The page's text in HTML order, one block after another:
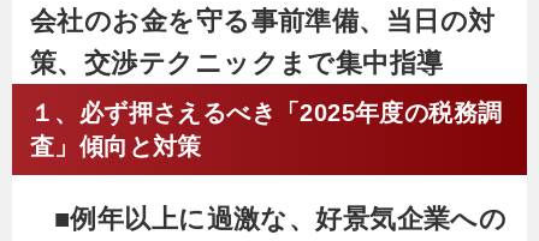
務に追われ、税務調査の実務が後回しになっている
現状を知り独立。大手国税OBをはじめ、専門税理
士等を多数抱える、税理士法人TAXGYM（現・税理
士法人クオリティワン）を設立。目まぐるしく変わ
る税制、法律への素早い適応、知識はもちろん、月
10件以上こなす豊富な現場立会の中で使えることを
中堅・中小オーナー企業経営者や富裕層から支援依
会社のお金を守る事前準備、当日の対
策、交渉テクニックまで集中指導
１、必ず押さえるべき「2025年度の税務調
査」傾向と対策
■例年以上に過激な、好景気企業への